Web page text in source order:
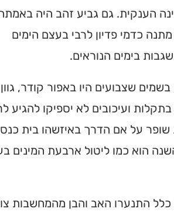
הענקית. גם גביע זהב היה
כדמי פדיון לרבי בעצם הימים
בימים הנוראים.
שצבועים היו באפור קודר, גוון
ועיכובים לא יספיקו להגיע
על אם הדרך באיזשהו בית
הוא כמו ליטול ארבעת המינים
כלל התנערו האב והבן מהמחשבות